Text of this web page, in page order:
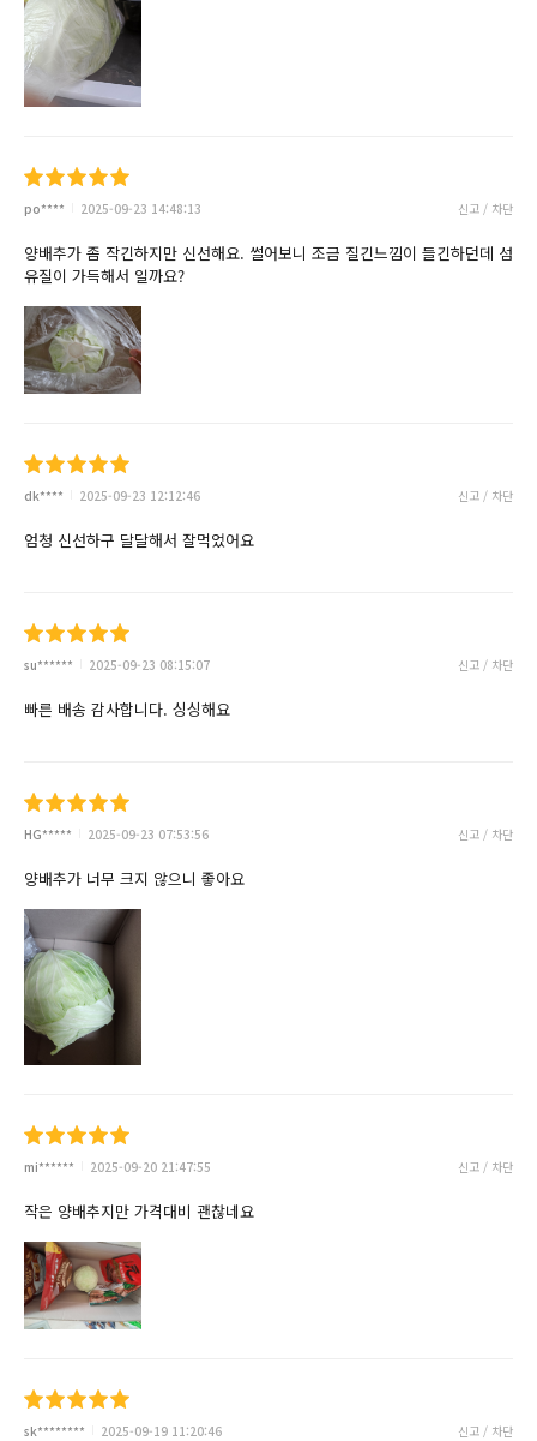
po**** 2025-09-23 14:48:13 신고 / 차단
양배추가 좀 작긴하지만 신선해요. 썰어보니 조금 질긴느낌이 들긴하던데 섬
유질이 가득해서 일까요?
dk**** 2025-09-23 12:12:46 신고 / 차단
엄청 신선하구 달달해서 잘먹었어요
su****** 2025-09-23 08:15:07 신고 / 차단
빠른 배송 감사합니다. 싱싱해요
HG***** 2025-09-23 07:53:56 신고 / 차단
양배추가 너무 크지 않으니 좋아요
mi****** 2025-09-20 21:47:55 신고 / 차단
작은 양배추지만 가격대비 괜찮네요
sk******** 2025-09-19 11:20:46 신고 / 차단